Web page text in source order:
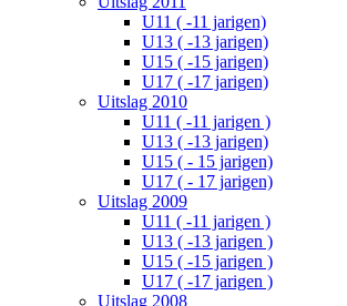
U11 ( -11 jarigen)
U13 ( -13 jarigen)
U15 ( -15 jarigen)
U17 ( -17 jarigen)
Uitslag 2010
U11 ( -11 jarigen )
U13 ( -13 jarigen)
U15 ( - 15 jarigen)
U17 ( - 17 jarigen)
Uitslag 2009
U11 ( -11 jarigen )
U13 ( -13 jarigen )
U15 ( -15 jarigen )
U17 ( -17 jarigen )
Uitslag 2008